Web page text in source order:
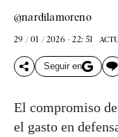
@nardilamoreno
29 / 01 / 2026 - 22: 51
Seguir en
El compromiso
el gasto en